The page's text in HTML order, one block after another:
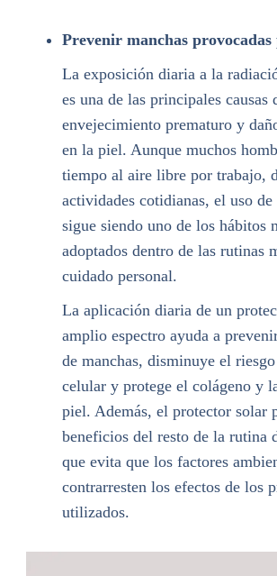
Prevenir manchas
La exposición diaria a la
es una de las principales causas
envejecimiento prematuro y
en la piel. Aunque muchos
tiempo al aire libre por trabajo,
actividades cotidianas, el uso
sigue siendo uno de los hábitos
adoptados dentro de las rutinas
cuidado personal.
La aplicación diaria de un
amplio espectro ayuda a
de manchas, disminuye el
celular y protege el colágeno y
piel. Además, el protector solar
beneficios del resto de la rutina
que evita que los factores
contrarresten los efectos de los
utilizados.